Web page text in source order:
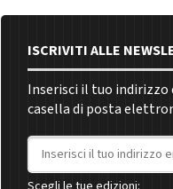
ISCRIVITI ALLE
Inserisci il tuo indirizzo
casella di posta
Indirizzo email